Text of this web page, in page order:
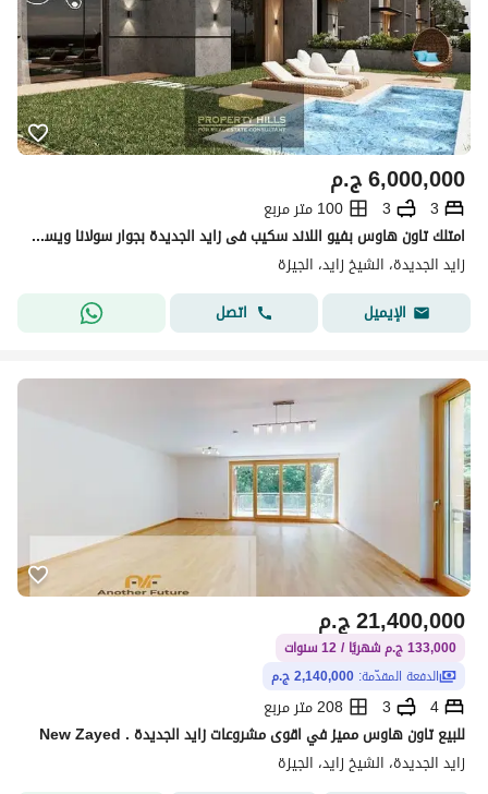
ج.م6,000,000
3
3
100 متر مربع
امتلك تاون هاوس بفيو اللاند سكيب فى زايد الجديدة بجوار سولانا ويست و فاي سوديك
زايد الجديدة، الشيخ زايد، الجيزة
الإيميل
اتصل
ج.م21,400,000
133,000 ج.م شهريًا / 12 سنوات
الدفعة المقدّمة: 2,140,000 ج.م
4
3
208 متر مربع
للبيع تاون هاوس مميز في اقوى مشروعات زايد الجديدة . New Zayed
زايد الجديدة، الشيخ زايد، الجيزة